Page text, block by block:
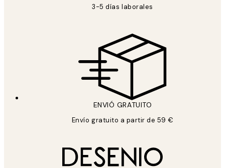
3-5 días laborales
ENVIÓ GRATUITO
Envío gratuito a partir de 59 €